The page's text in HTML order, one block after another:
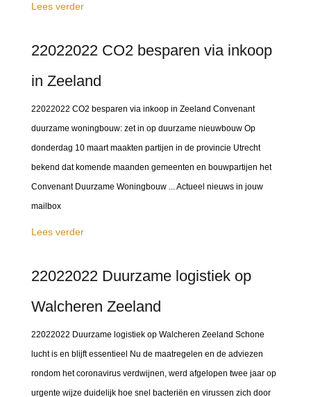
Lees verder
22022022 CO2 besparen via inkoop
in Zeeland
22022022 CO2 besparen via inkoop in Zeeland Convenant
duurzame woningbouw: zet in op duurzame nieuwbouw Op
donderdag 10 maart maakten partijen in de provincie Utrecht
bekend dat komende maanden gemeenten en bouwpartijen het
Convenant Duurzame Woningbouw ... Actueel nieuws in jouw
mailbox
Lees verder
22022022 Duurzame logistiek op
Walcheren Zeeland
22022022 Duurzame logistiek op Walcheren Zeeland Schone
lucht is en blijft essentieel Nu de maatregelen en de adviezen
rondom het coronavirus verdwijnen, werd afgelopen twee jaar op
urgente wijze duidelijk hoe snel bacteriën en virussen zich door